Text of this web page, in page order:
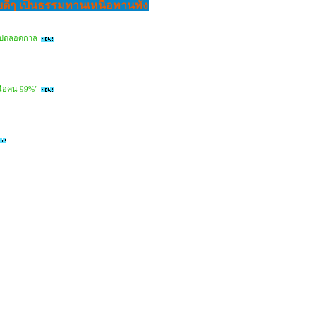
ๆ เป็นธรรมทานเหนือทานทั้ง
ตลอดกาล
อคน 99%"